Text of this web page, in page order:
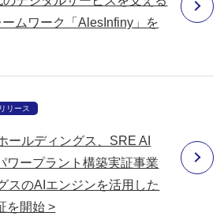
ムワーク「AlesInfiny」を
リース
ールディングス、SRE AI
ワープラント構築実証事業
スのAIエンジンを活用した
を開始 >